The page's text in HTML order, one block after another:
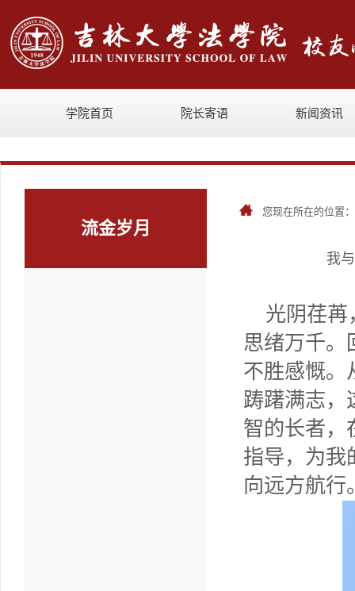
学院首页 院长寄语 新闻资讯
流金岁月
您现在所在的位置
我
光阴荏苒
思绪万千。
不胜感慨。
踌躇满志，
智的长者，
指导，为我
向远方航